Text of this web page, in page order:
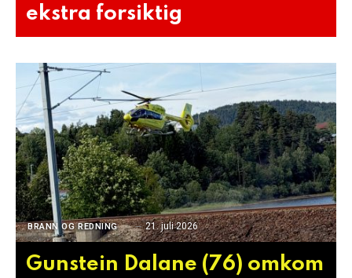
ekstra forsiktig
BRANN OG REDNING 21. juli 2026
Gunstein Dalane (76) omkom